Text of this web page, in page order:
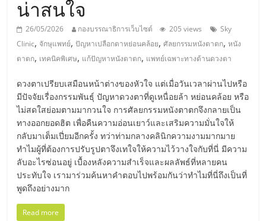
เอ็
มอี
ไทย,
SMEs,
แฟ
รน
น่าสนใจ
26/05/2026 กองบรรณาธิการเว็บไซต์ 205 views
Sky
Clinic, จักษุแพทย์,ปัญหาเปลือกตาหย่อนคล้อย,ศัลยกรรมหนังตาตก,หนัง
ตาตก, เทคนิคพิเศษ, แก้ปัญหาหนังตาตก, แพทย์เฉพาะทางด้านดวงตา
ดวงตาเปรียบเสมือนหน้าต่างของหัวใจ แต่เมื่อวันเวลาผ่านไปหรือ
มีปัจจัยเรื่องกรรมพันธุ์ ปัญหาดวงตาที่ดูเหนื่อยล้า หย่อนคล้อย หรือ
ไม่สดใสย่อมตามมากวนใจ การศัลยกรรมหนังตาตกจึงกลายเป็น
ทางออกยอดฮิต เพื่อคืนความอ่อนเยาว์และเสริมความมั่นใจให้
กลับมาเต็มเปี่ยมอีกครั้ง ทว่าท่ามกลางคลินิกความงามมากมาย
ทำไมผู้ที่ต้องการปรับรูปตาจึงเทใจให้ความไว้วางใจกับที่นี่ มีความ
ลับอะไรซ่อนอยู่ เบื้องหลังความสำเร็จและผลลัพธ์ที่หลายคน
ประทับใจ เรามาร่วมค้นหาคำตอบไปพร้อมกันว่าทำไมที่นี่ถึงเป็นที่
พูดถึงอย่างมาก
Read more